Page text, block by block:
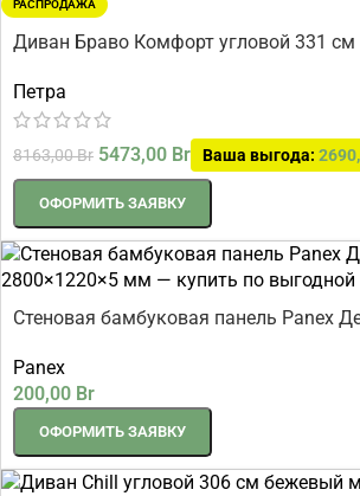
РАСПРОДАЖА
Диван Браво Комфорт угловой 331 см
Петра
8163,00Br 5473,00 Br Ваша выгода:
ОФОРМИТЬ ЗАЯВКУ
Стеновая бамбуковая панель Panex
Panex
200,00 Br
ОФОРМИТЬ ЗАЯВКУ